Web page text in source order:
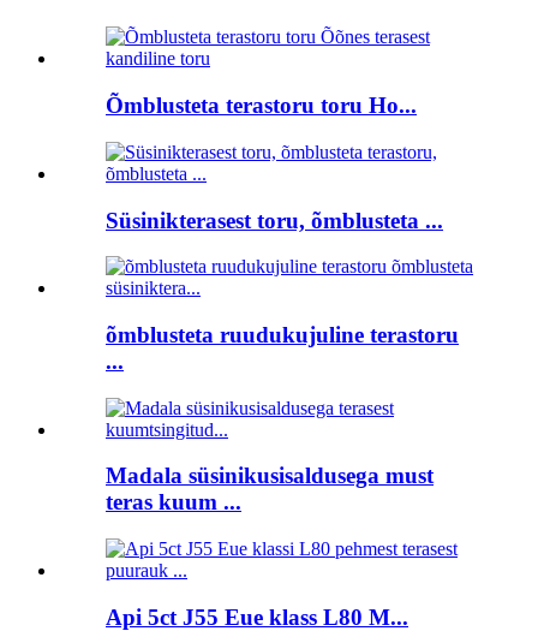
Õmblusteta terastoru toru Ho...
Süsinikterasest toru, õmblusteta ...
õmblusteta ruudukujuline terastoru
...
Madala süsinikusisaldusega must
teras kuum ...
Api 5ct J55 Eue klass L80 M...